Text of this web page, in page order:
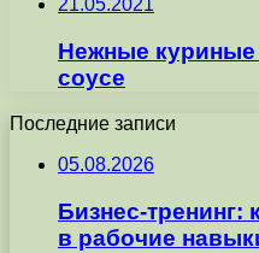
21.05.2021
Нежные
соусе
Последние записи
05.08.2026
Бизнес-тренинг:
в рабочие